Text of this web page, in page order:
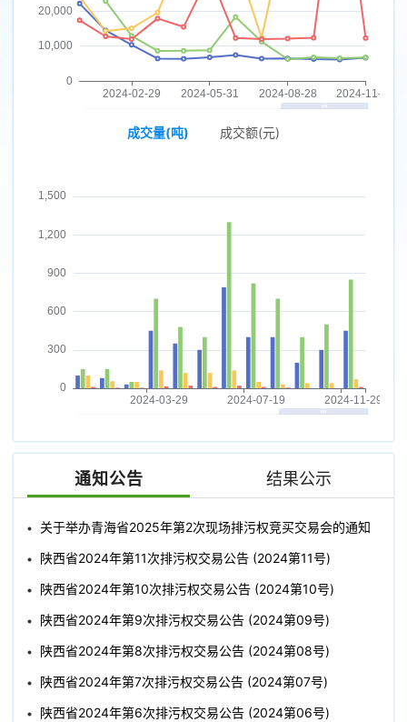
成交量(吨) 成交额(元)
通知公告 结果公示
关于举办青海省2025年第2次现场排污权竞买交易会的通知
陕西省2024年第11次排污权交易公告 (2024第11号)
陕西省2024年第10次排污权交易公告 (2024第10号)
陕西省2024年第9次排污权交易公告 (2024第09号)
陕西省2024年第8次排污权交易公告 (2024第08号)
陕西省2024年第7次排污权交易公告 (2024第07号)
陕西省2024年第6次排污权交易公告 (2024第06号)